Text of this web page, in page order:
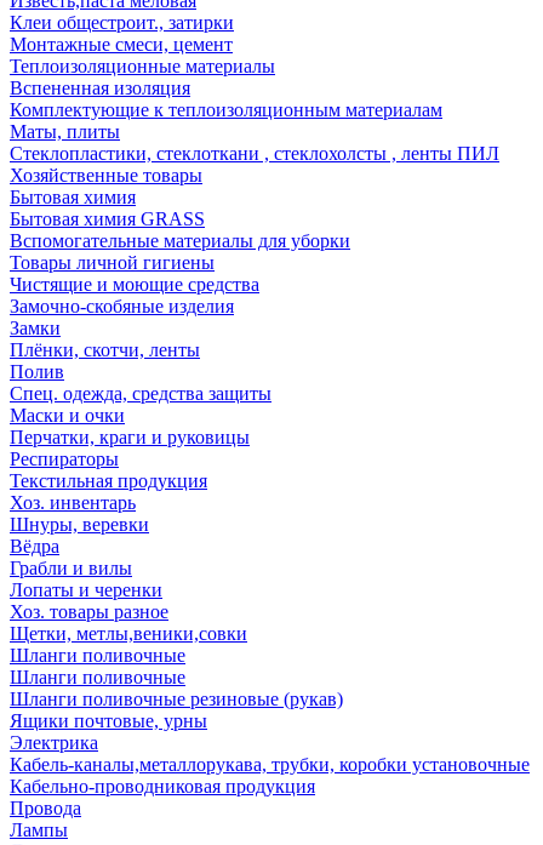
Клеи общестроит., затирки
Монтажные смеси, цемент
Теплоизоляционные материалы
Вспененная изоляция
Комплектующие к теплоизоляционным материалам
Маты, плиты
Стеклопластики, стеклоткани , стеклохолсты , ленты ПИЛ
Хозяйственные товары
Бытовая химия
Бытовая химия GRASS
Вспомогательные материалы для уборки
Товары личной гигиены
Чистящие и моющие средства
Замочно-скобяные изделия
Замки
Плёнки, скотчи, ленты
Полив
Спец. одежда, средства защиты
Маски и очки
Перчатки, краги и руковицы
Респираторы
Текстильная продукция
Хоз. инвентарь
Шнуры, веревки
Вёдра
Грабли и вилы
Лопаты и черенки
Хоз. товары разное
Щетки, метлы,веники,совки
Шланги поливочные
Шланги поливочные
Шланги поливочные резиновые (рукав)
Ящики почтовые, урны
Электрика
Кабель-каналы,металлорукава, трубки, коробки установочные
Кабельно-проводниковая продукция
Провода
Лампы